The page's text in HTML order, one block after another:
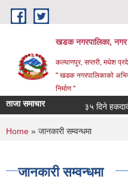
Skip to main content
खडक नगरपालिका, नगर
कल्याणपुर, सप्तरी, मधेश
" खडक नगरपालिकाको
निर्माण "
ताजा समाचार ३५ दिने हकदावी
You are here
Home » जानकारी सम्वन्धमा
जानकारी सम्वन्धमा